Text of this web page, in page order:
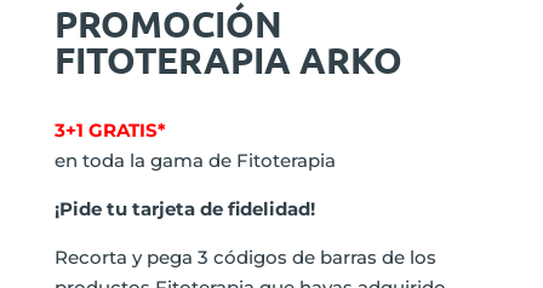
PROMOCIÓN
FITOTERAPIA ARKO
3+1 GRATIS*
en toda la gama de Fitoterapia
¡Pide tu tarjeta de fidelidad!
Recorta y pega 3 códigos de barras de los